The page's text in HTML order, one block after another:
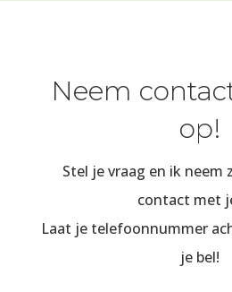
Neem
op!
Stel je vraag en ik neem
contact met
Laat je telefoonnummer
je bel!